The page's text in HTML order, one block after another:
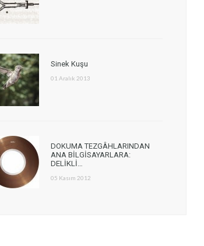
Sinek Kuşu
01 Aralık 2013
DOKUMA TEZGÂHLARINDAN
ANA BİLGİSAYARLARA:
DELİKLİ…
05 Kasım 2012